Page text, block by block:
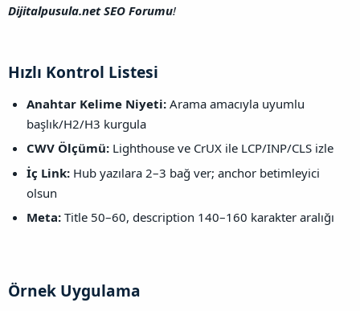
Dijitalpusula.net SEO Forumu!
Hızlı Kontrol Listesi​
Anahtar Kelime Niyeti: Arama amacıyla uyumlu
başlık/H2/H3 kurgula
CWV Ölçümü: Lighthouse ve CrUX ile LCP/INP/CLS izle
İç Link: Hub yazılara 2–3 bağ ver; anchor betimleyici
olsun
Meta: Title 50–60, description 140–160 karakter aralığı
Örnek Uygulama​